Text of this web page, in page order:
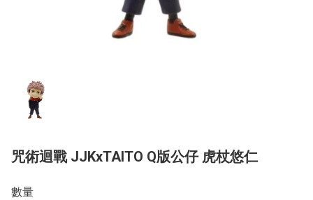
咒術迴戰 JJKxTAITO Q版公仔 虎杖悠仁
數量